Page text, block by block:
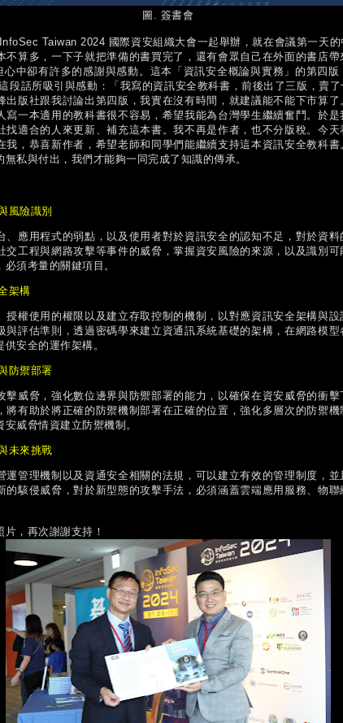
圖. 簽書會
Taiwan 2024 國際資安組織大會一起舉辦，就在會議第一天
不算多，一下子就把準備的書買完了，還有會眾自己在外面的書店
中卻有許多的感謝與感動。這本「資訊安全概論與實務」的第四
段話所吸引與感動：「我寫的資訊安全教科書，前後出了三版，賣
出版社跟我討論出第四版，我實在沒有時間，就建議能不能下市算
寫一本適用的教科書很不容易，希望我能為台灣學生繼續奮鬥。於
找適合的人來更新、補充這本書。我不再是作者，也不分版稅。今
我，恭喜新作者，希望老師和同學們能繼續支持這本資訊安全教科
私與付出，我們才能夠一同完成了知識的傳承。
風險識別
、應用程式的弱點，以及使用者對於資訊安全的認知不足，對於資
交工程與網路攻擊等事件的威脅，掌握資安風險的來源，以及識別可
須考量的關鍵項目。
架構
授權使用的權限以及建立存取控制的機制，以對應資訊安全架構與
與評估準則，透過密碼學來建立資通訊系統基礎的架構，在網路模
安全的運作架構。
防禦部署
擊威脅，強化數位邊界與防禦部署的能力，以確保在資安威脅的衝
將有助於將正確的防禦機制部署在正確的位置，強化多層次的防禦機
威脅情資建立防禦機制。
未來挑戰
運管理機制以及資通安全相關的法規，可以建立有效的管理制度，
的駭侵威脅，對於新型態的攻擊手法，必須涵蓋雲端應用服務、物聯
，再次謝謝支持！